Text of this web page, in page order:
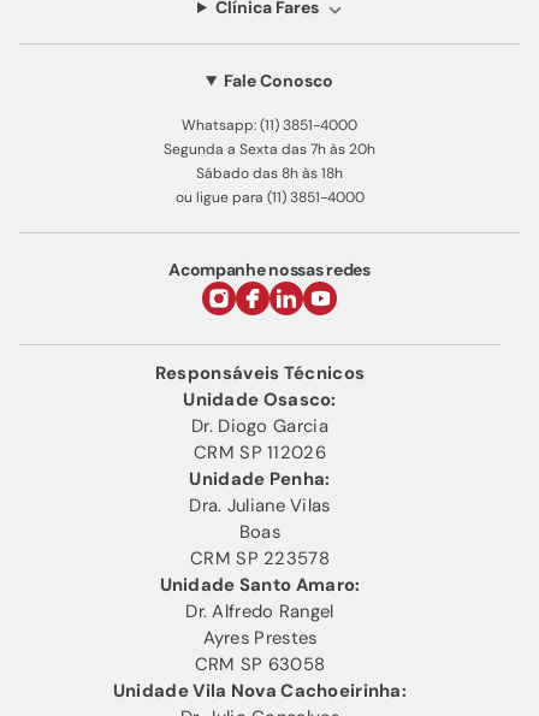
Clínica Fares
Fale Conosco
Whatsapp: (11) 3851-4000
Segunda a Sexta das 7h às 20h
Sábado das 8h às 18h
ou ligue para (11) 3851-4000
Acompanhe nossas redes
Responsáveis Técnicos
Unidade Osasco:
Dr. Diogo Garcia
CRM SP 112026
Unidade Penha:
Dra. Juliane Vilas
Boas
CRM SP 223578
Unidade Santo Amaro:
Dr. Alfredo Rangel
Ayres Prestes
CRM SP 63058
Unidade Vila Nova Cachoeirinha: